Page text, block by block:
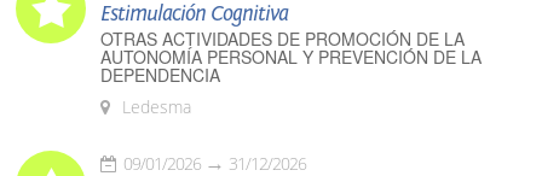
Estimulación Cognitiva
OTRAS ACTIVIDADES DE PROMOCIÓN DE LA
AUTONOMÍA PERSONAL Y PREVENCIÓN DE LA
DEPENDENCIA
Ledesma
09/01/2026 31/12/2026